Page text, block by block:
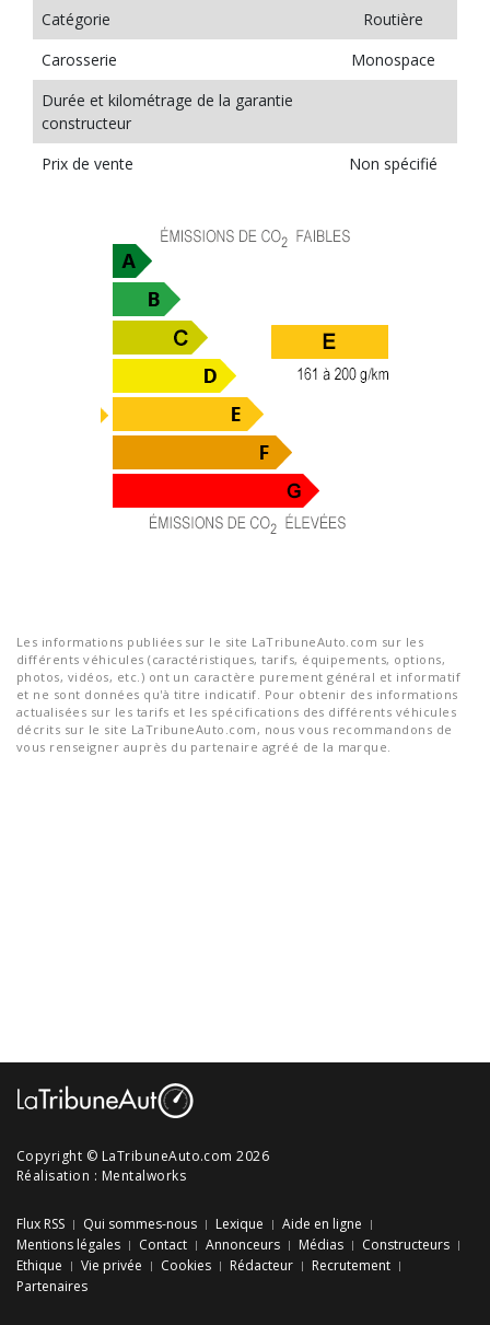
Catégorie
Routière
Carosserie
Monospace
Durée et kilométrage de la garantie
constructeur
Prix de vente
Non spécifié
Les informations publiées sur le site LaTribuneAuto.com sur les
différents véhicules (caractéristiques, tarifs, équipements, options,
photos, vidéos, etc.) ont un caractère purement général et informatif
et ne sont données qu'à titre indicatif. Pour obtenir des informations
actualisées sur les tarifs et les spécifications des différents véhicules
décrits sur le site LaTribuneAuto.com, nous vous recommandons de
vous renseigner auprès du partenaire agréé de la marque.
Copyright © LaTribuneAuto.com 2026
Réalisation : Mentalworks
Flux RSS Qui sommes-nous Lexique
Aide en ligne
Mentions légales
Contact Annonceurs Médias
Constructeurs
Ethique
Vie privée Cookies Rédacteur
Recrutement
Partenaires